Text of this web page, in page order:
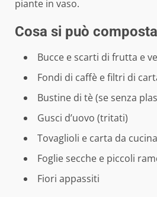
piante in vaso.
Cosa si può
Bucce e scarti di frutta e
Fondi di caffè e filtri di
Bustine di tè (se senza
Gusci d’uovo (tritati)
Tovaglioli e carta da
Foglie secche e piccoli
Fiori appassiti